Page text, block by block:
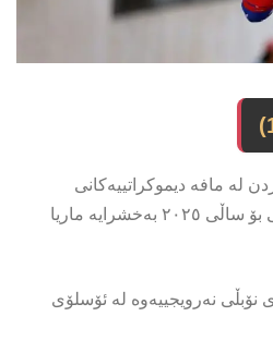
لە مافە دیموکراتییەکانی
ڤەنزوێلا، خەڵاتی نۆبڵی ئاشتی بۆ ساڵی ٢٠٢٥ بەخشرایە ماریا
نۆبڵی نەرویجییەوە لە ئۆسلۆی